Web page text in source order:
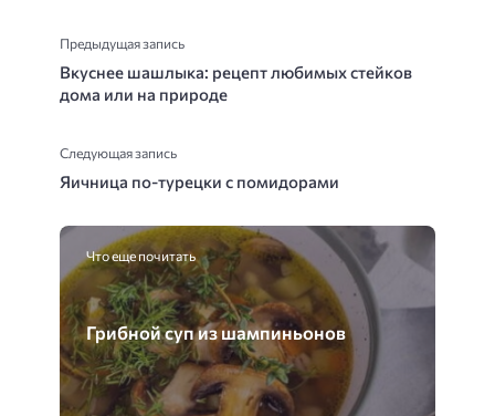
Предыдущая запись
Вкуснее шашлыка: рецепт любимых стейков
дома или на природе
Следующая запись
Яичница по-турецки с помидорами
Что еще почитать
Грибной суп из шампиньонов